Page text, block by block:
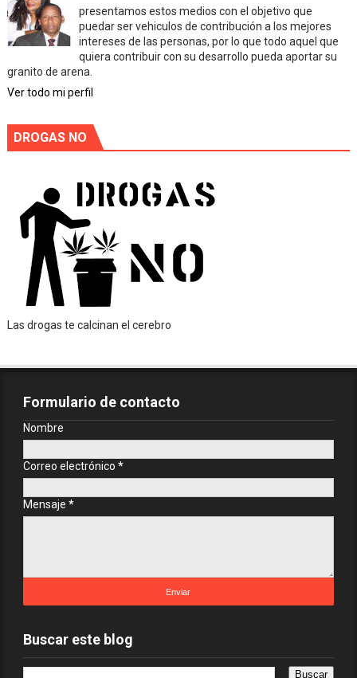
presentamos estos medios con el objetivo que
puedar ser vehiculos de contribución a los mejores
intereses de las personas, por lo que todo aquel que
quiera contribuir con su desarrollo pueda aportar su
granito de arena.
Ver todo mi perfil
DROGAS NO
Las drogas te calcinan el cerebro
Formulario de contacto
Nombre
Correo electrónico *
Mensaje *
Buscar este blog